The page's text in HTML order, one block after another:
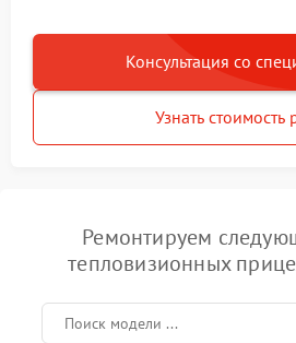
Консультация со
Узнать стоимость
Ремонтируем
тепловизионных